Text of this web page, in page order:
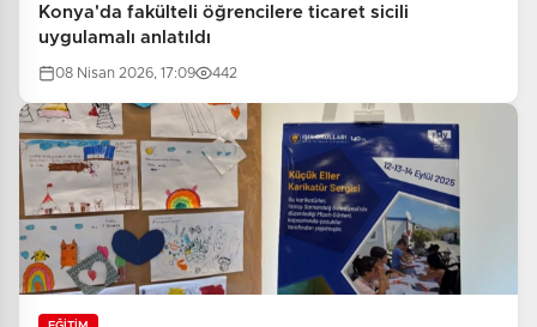
Konya'da fakülteli öğrencilere ticaret sicili
uygulamalı anlatıldı
08 Nisan 2026, 17:09 442